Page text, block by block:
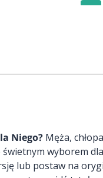
Niego? Męża,
świetnym wyborem
lub postaw na